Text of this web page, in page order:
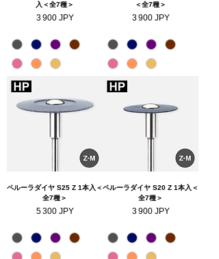
入＜全7種＞
Prix
3 900 JPY
＜全7種＞
Prix
3 900 JPY
ペルーラダイヤ S25 Z 1本入＜
全7種＞
Prix
5 300 JPY
ペルーラダイヤ S20 Z 1本入＜
全7種＞
Prix
3 900 JPY